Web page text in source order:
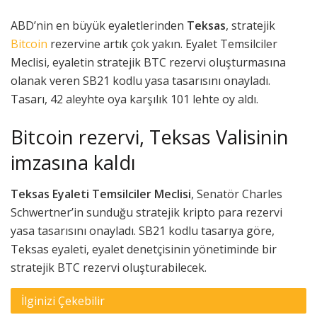
ABD’nin en büyük eyaletlerinden Teksas, stratejik
Bitcoin rezervine artık çok yakın. Eyalet Temsilciler
Meclisi, eyaletin stratejik BTC rezervi oluşturmasına
olanak veren SB21 kodlu yasa tasarısını onayladı.
Tasarı, 42 aleyhte oya karşılık 101 lehte oy aldı.
Bitcoin rezervi, Teksas Valisinin
imzasına kaldı
Teksas Eyaleti Temsilciler Meclisi, Senatör Charles
Schwertner’in sunduğu stratejik kripto para rezervi
yasa tasarısını onayladı. SB21 kodlu tasarıya göre,
Teksas eyaleti, eyalet denetçisinin yönetiminde bir
stratejik BTC rezervi oluşturabilecek.
İlginizi Çekebilir